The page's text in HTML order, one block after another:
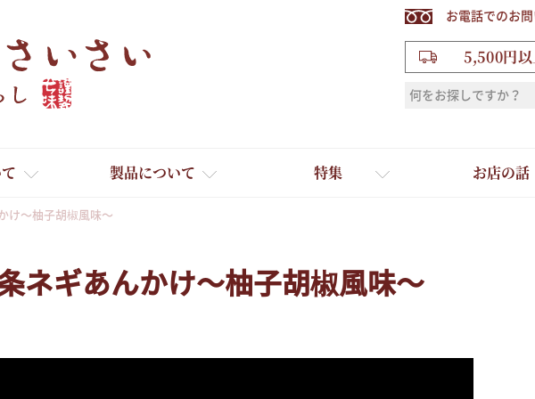
お電話でのお
5,500円
たれ・ドレッシング
製品について 特集 お店の話
け～柚子胡椒風味～
ネギあんかけ～柚子胡椒風味～